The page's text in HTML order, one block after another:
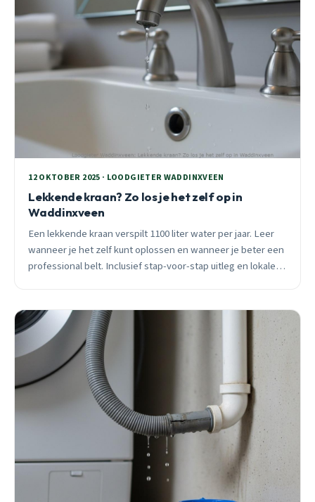
12 OKTOBER 2025 · LOODGIETER WADDINXVEEN
Lekkende kraan? Zo los je het zelf op in
Waddinxveen
Een lekkende kraan verspilt 1100 liter water per jaar. Leer
wanneer je het zelf kunt oplossen en wanneer je beter een
professional belt. Inclusief stap-voor-stap uitleg en lokale